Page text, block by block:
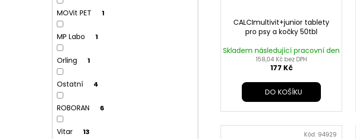
MOVit PET 1
MP Labo 1
Orling 1
Ostatní 4
ROBORAN 6
Vitar 13
CALCImultivit+junior tablety
pro psy a kočky 50tbl
Skladem následující pracovní den
158,04 Kč bez DPH
177 Kč
DO KOŠÍKU
Kód: 94929